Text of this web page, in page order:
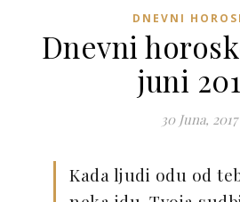
DNEVNI
Dnevni
juni
30 Juna, 2017
Kada ljudi odu od